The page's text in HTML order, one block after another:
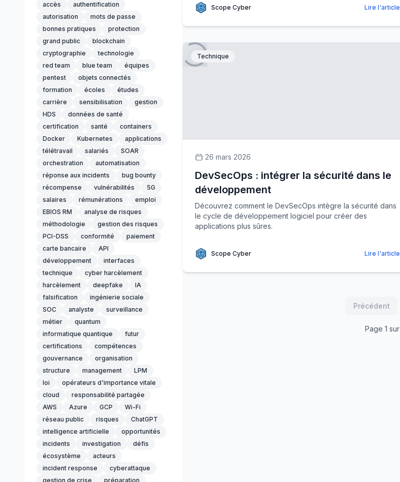
accès
authentification
autorisation
mots de passe
bonnes pratiques
protection
grand public
blockchain
cryptographie
technologie
red team
blue team
équipes
pentest
objets connectés
formation
écoles
études
carrière
sensibilisation
gestion
HDS
données de santé
certification
santé
containers
Docker
Kubernetes
applications
télétravail
salariés
SOAR
orchestration
automatisation
réponse aux incidents
bug bounty
récompense
vulnérabilités
5G
salaires
rémunérations
emploi
EBIOS RM
analyse de risques
méthodologie
gestion des risques
PCI-DSS
conformité
paiement
carte bancaire
API
développement
interfaces
technique
cyber harcèlement
harcèlement
deepfake
IA
falsification
ingénierie sociale
SOC
analyste
surveillance
métier
quantum
informatique quantique
futur
certifications
compétences
gouvernance
organisation
structure
management
LPM
loi
opérateurs d'importance vitale
cloud
responsabilité partagée
AWS
Azure GCP
Wi-Fi
réseau public
risques
ChatGPT
intelligence artificielle
opportunités
incidents
investigation
défis
écosystème
acteurs
incident response
cyberattaque
gestion de crise
préparation
Scope Cyber Lire l'article
Technique
26 mars 2026
DevSecOps : intégrer la sécurité dans le
développement
Découvrez comment le DevSecOps intègre la sécurité dans
le cycle de développement logiciel pour créer des
applications plus sûres.
Scope Cyber Lire l'article
Précédent
Page 1 sur